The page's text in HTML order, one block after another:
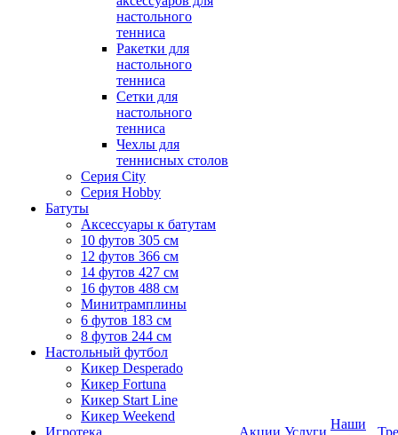
настольного
тенниса
Ракетки для
настольного
тенниса
Сетки для
настольного
тенниса
Чехлы для
теннисных столов
Серия City
Серия Hobby
Батуты
Аксессуары к батутам
10 футов 305 см
12 футов 366 см
14 футов 427 см
16 футов 488 см
Минитрамплины
6 футов 183 см
8 футов 244 см
Настольный футбол
Кикер Desperado
Кикер Fortuna
Кикер Start Line
Кикер Weekend
Игротека
Акции Услуги
Наши